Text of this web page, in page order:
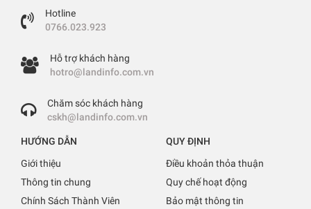
Hotline
0766.023.923
Hỗ trợ khách hàng
hotro@landinfo.com.vn
Chăm sóc khách hàng
cskh@landinfo.com.vn
HƯỚNG DẪN
Giới thiệu
Thông tin chung
Chính Sách Thành Viên
QUY ĐỊNH
Điều khoản thỏa thuận
Quy chế hoạt động
Bảo mật thông tin